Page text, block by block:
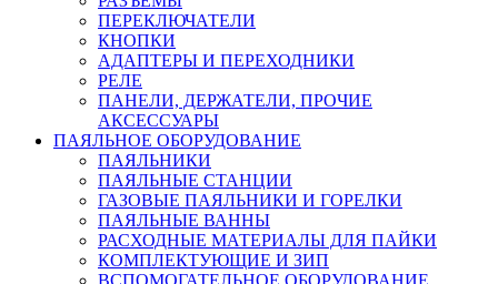
ПЕРЕКЛЮЧАТЕЛИ
КНОПКИ
АДАПТЕРЫ И ПЕРЕХОДНИКИ
РЕЛЕ
ПАНЕЛИ, ДЕРЖАТЕЛИ, ПРОЧИЕ
АКСЕССУАРЫ
ПАЯЛЬНОЕ ОБОРУДОВАНИЕ
ПАЯЛЬНИКИ
ПАЯЛЬНЫЕ СТАНЦИИ
ГАЗОВЫЕ ПАЯЛЬНИКИ И ГОРЕЛКИ
ПАЯЛЬНЫЕ ВАННЫ
РАСХОДНЫЕ МАТЕРИАЛЫ ДЛЯ ПАЙКИ
КОМПЛЕКТУЮЩИЕ И ЗИП
ВСПОМОГАТЕЛЬНОЕ ОБОРУДОВАНИЕ